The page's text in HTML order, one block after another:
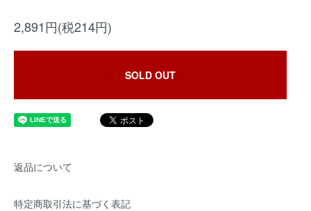
2,891円(税214円)
SOLD OUT
返品について
特定商取引法に基づく表記